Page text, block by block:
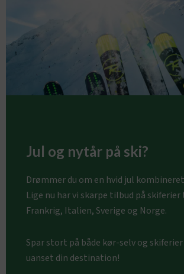
Jul og nytår på ski?
Drømmer du om en hvid jul
Lige nu har vi skarpe tilbud på
Frankrig, Italien, Sverige og Norge.
Spar stort på både kør-selv og skiferier
uanset din destination!